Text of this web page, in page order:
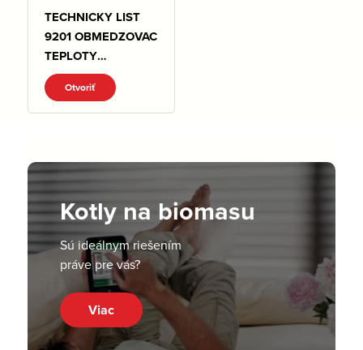
TECHNICKY LIST
9201 OBMEDZOVAC
TEPLOTY
SPIATOCKY.pdf
Otvoriť
Kotly na biomasu
Sú ideálnym riešením
práve pre vás?
Viac